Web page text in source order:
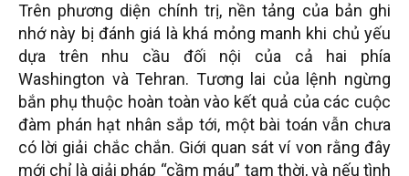
Trên phương diện chính trị, nền tảng của bản ghi
nhớ này bị đánh giá là khá mỏng manh khi chủ yếu
dựa trên nhu cầu đối nội của cả hai phía
Washington và Tehran. Tương lai của lệnh ngừng
bắn phụ thuộc hoàn toàn vào kết quả của các cuộc
đàm phán hạt nhân sắp tới, một bài toán vẫn chưa
có lời giải chắc chắn. Giới quan sát ví von rằng đây
mới chỉ là giải pháp “cầm máu” tạm thời, và nếu tình